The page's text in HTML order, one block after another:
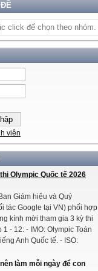
viên
Olympic Quốc tế 2026
Giám hiệu và Quý
tác Google tại VN) phối hợp
kính mời tham gia 3 kỳ thi
- 12: - IMO: Olympic Toán
Anh Quốc tế. - ISO:
làm mỗi ngày để con